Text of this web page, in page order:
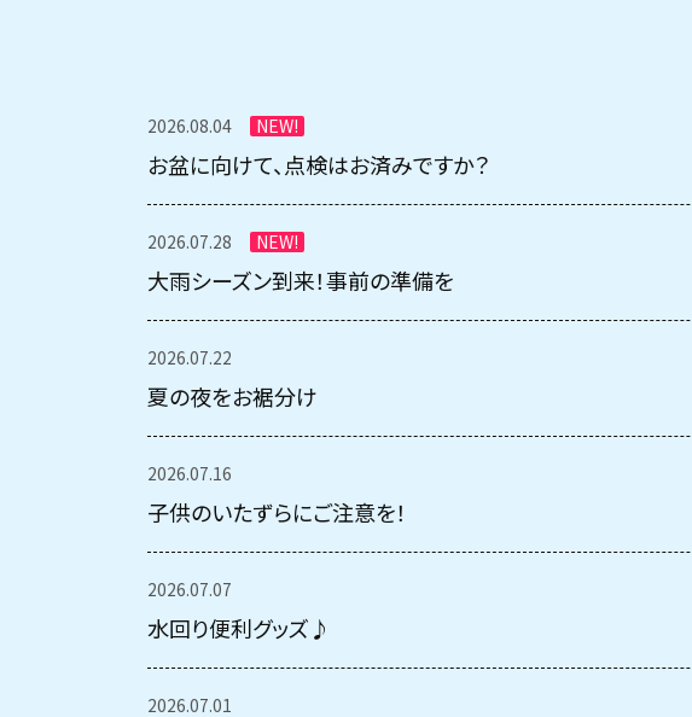
2026.08.04 NEW!
お盆に向けて、点検はお済みですか？
2026.07.28 NEW!
大雨シーズン到来！事前の準備を
2026.07.22
夏の夜をお裾分け
2026.07.16
子供のいたずらにご注意を！
2026.07.07
水回り便利グッズ♪
2026.07.01